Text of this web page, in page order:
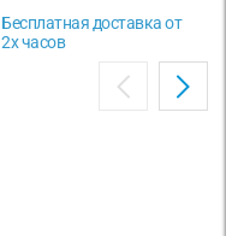
Бесплатная доставка от
2х часов